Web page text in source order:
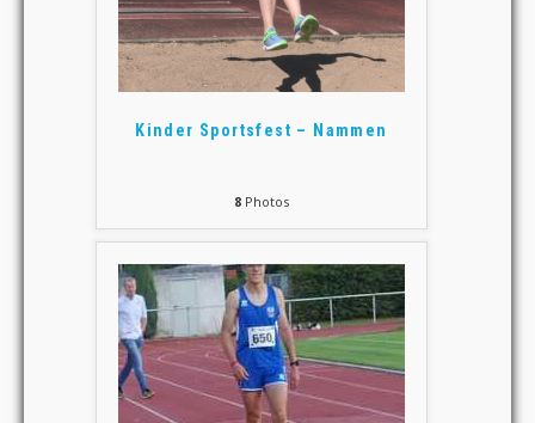
Kinder Sportsfest – Nammen
8 Photos